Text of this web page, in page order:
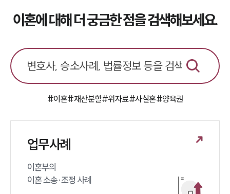
이혼에 대해 더 궁금한 점을 검색해보세요.
#이혼#재산분할#위자료#사실혼#양육권
업무사례
이혼부의
이혼 소송·조정 사례